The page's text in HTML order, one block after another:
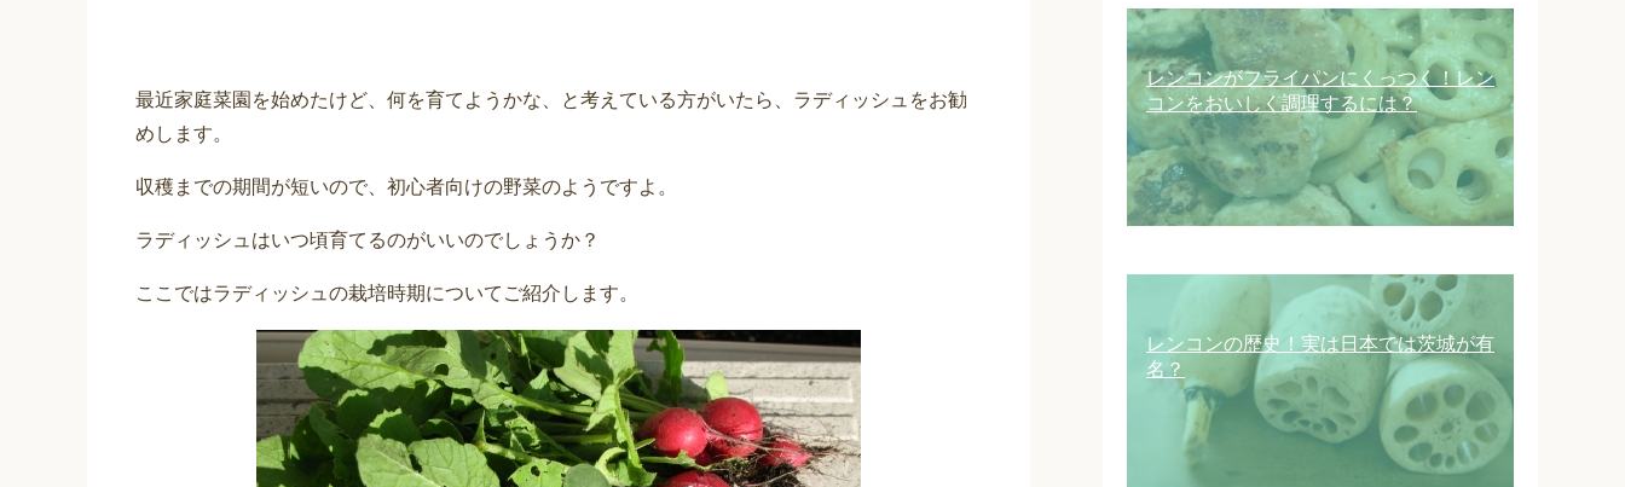
最近家庭菜園を始めたけど、何を育てようかな、と考えている方がいたら、ラディッシュをお勧
めします。
収穫までの期間が短いので、初心者向けの野菜のようですよ。
ラディッシュはいつ頃育てるのがいいのでしょうか？
ここではラディッシュの栽培時期についてご紹介します。
レンコンがフライパンにくっつく！レン
コンをおいしく調理するには？
レンコンの歴史！実は日本では茨城が有
名？